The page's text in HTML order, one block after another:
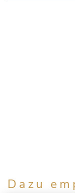
Dazu